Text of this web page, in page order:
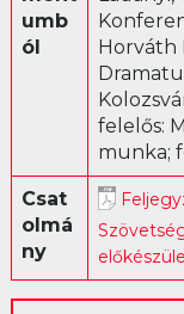
umb
ól
Horváth
felelős:
munka;
Csat
olmá
ny